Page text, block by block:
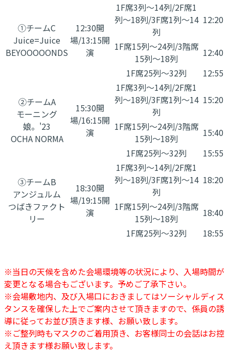
①チームC
Juice=Juice
BEYOOOOONDS
12:30開
場/13:15開
演
1F席3列〜14列/2F席1
列〜18列/3F席1列〜14
列
12:20
1F席15列〜24列/3階席
15列〜18列
12:40
1F席25列〜32列
12:55
②チームA
モーニング
娘。'23
OCHA NORMA
15:30開
場/16:15開
演
1F席3列〜14列/2F席1
列〜18列/3F席1列〜14
列
15:20
1F席15列〜24列/3階席
15列〜18列
15:40
1F席25列〜32列
15:55
③チームB
アンジュルム
つばきファクト
リー
18:30開
場/19:15開
演
1F席3列〜14列/2F席1
列〜18列/3F席1列〜14
列
18:20
1F席15列〜24列/3階席
15列〜18列
18:40
1F席25列〜32列
18:55
※当日の天候を含めた会場環境等の状況により、入場時間が
変更となる場合もございます。予めご了承下さい。
※会場敷地内、及び入場口におきましてはソーシャルディス
タンスを確保した上でご案内させて頂きますので、係員の誘
導に従ってお並び頂きます様、お願い致します。
※ご整列時もマスクのご着用頂き、お客様同士の会話はお控
え頂きます様お願い致します。